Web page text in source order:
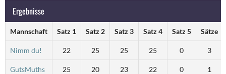
Ergebnisse
Mannschaft Satz 1 Satz 2 Satz 3 Satz 4 Satz 5 Sätze
Nimm du! 22 25 25 25 0 3
GutsMuths
25 20 23 22 0 1